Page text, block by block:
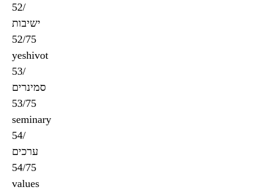
52/
ישיבות
52/75
yeshivot
53/
סמינרים
53/75
seminary
54/
ערכים
54/75
values